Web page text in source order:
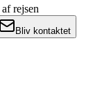
rejsen
Bliv kontaktet